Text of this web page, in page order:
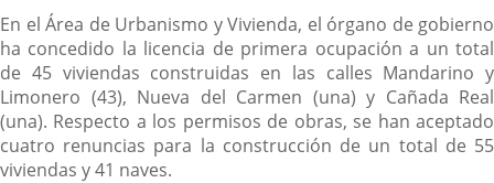
En el Área de Urbanismo y Vivienda, el órgano de gobierno
ha concedido la licencia de primera ocupación a un total
de 45 viviendas construidas en las calles Mandarino y
Limonero (43), Nueva del Carmen (una) y Cañada Real
(una). Respecto a los permisos de obras, se han aceptado
cuatro renuncias para la construcción de un total de 55
viviendas y 41 naves.